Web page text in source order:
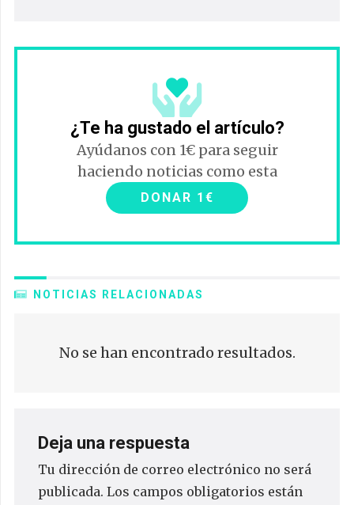
¿Te ha gustado el artículo?
Ayúdanos con 1€ para seguir
haciendo noticias como esta
DONAR 1€
NOTICIAS RELACIONADAS
No se han encontrado resultados.
Deja una respuesta
Tu dirección de correo electrónico no será
publicada. Los campos obligatorios están